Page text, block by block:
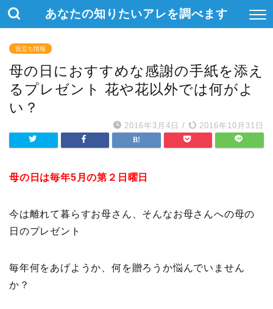
あなたの知りたいアレを調べます
役立ち情報
母の日におすすめな感謝の手紙を添え
るプレゼント 花や花以外では何がよ
い？
2016年3月4日 / 2016年10月31日
母の日は毎年5月の第２日曜日
今は離れて暮らすお母さん、そんなお母さんへの母の
日のプレゼント
毎年何をあげようか、何を贈ろうか悩んでいません
か？